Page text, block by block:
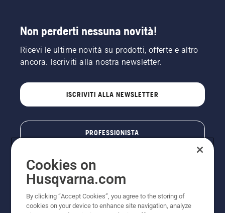
Non perderti nessuna novità!
Ricevi le ultime novità su prodotti, offerte e altro
ancora. Iscriviti alla nostra newsletter.
ISCRIVITI ALLA NEWSLETTER
PROFESSIONISTA
Cookies on
Husqvarna.com
By clicking “Accept Cookies”, you agree to the storing of
cookies on your device to enhance site navigation, analyze